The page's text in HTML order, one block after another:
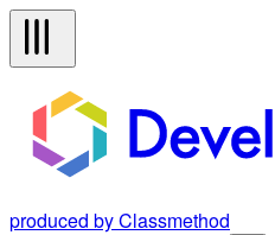
produced by Classmethod